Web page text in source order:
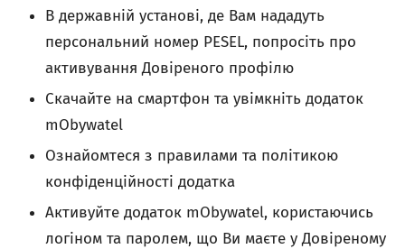
В державній установі, де Вам нададуть
персональний номер PESEL, попросіть про
активування Довіреного профілю
Скачайте на смартфон та увімкніть додаток
mObywatel
Ознайомтеся з правилами та політикою
конфіденційності додатка
Активуйте додаток mObywatel, користаючись
логіном та паролем, що Ви маєте у Довіреному